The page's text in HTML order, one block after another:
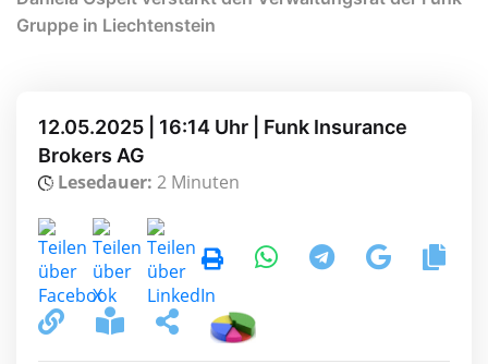
Gruppe in Liechtenstein
12.05.2025 | 16:14 Uhr | Funk Insurance
Brokers AG
Lesedauer: 2 Minuten